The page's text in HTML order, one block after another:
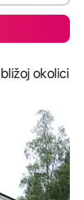
okolici
gosti”